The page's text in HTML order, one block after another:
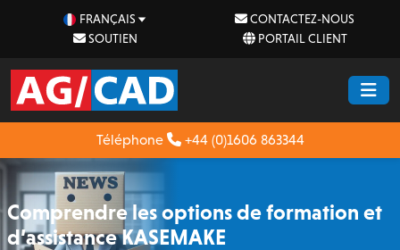
FRANÇAIS
CONTACTEZ-NOUS
SOUTIEN
PORTAIL CLIENT
Téléphone +44 (0)1606 863344
Comprendre les options de formation et
d’assistance KASEMAKE